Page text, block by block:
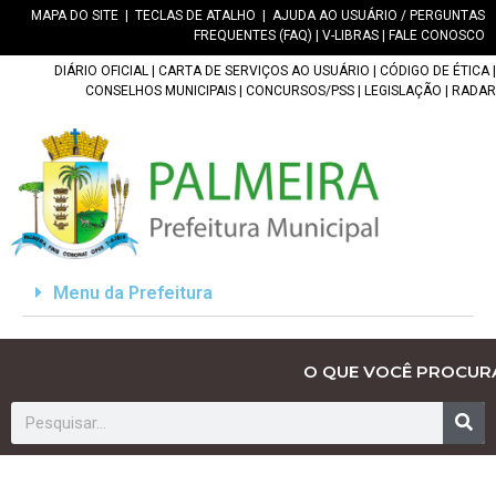
MAPA DO SITE TECLAS DE ATALHO
AJUDA AO USUÁRIO / PERGUNTAS
FREQUENTES (FAQ)
V-LIBRAS FALE CONOSCO
DIÁRIO OFICIAL CARTA DE SERVIÇOS AO USUÁRIO CÓDIGO DE ÉTICA|
CONSELHOS MUNICIPAIS
CONCURSOS/PSS LEGISLAÇÃO RADAR
Menu da Prefeitura
O QUE VOCÊ